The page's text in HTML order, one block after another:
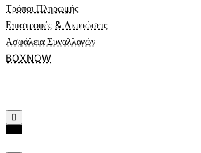
Τρόποι Πληρωμής
Επιστροφές & Ακυρώσεις
Ασφάλεια Συναλλαγών
BOXNOW